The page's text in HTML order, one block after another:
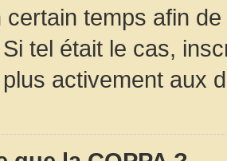
certain temps afin
tel était le cas,
activement aux